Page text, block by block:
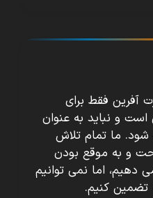
آفرین فقط برای
و نباید به عنوان
شود. ما تمام تلاش
و به موقع بودن
دهیم، اما نمی توانیم
کنیم.